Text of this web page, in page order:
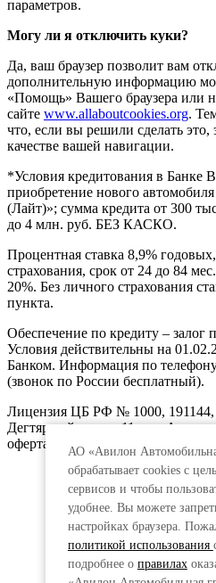
АО «Авилон
обрабатывает cookies с
сервисов и чтобы
удобнее. Вы можете
настройках браузера.
политикой использования
подробнее о правилах
параметров.
Могу ли я отключить куки?
Да, ваш браузер позволит вам
дополнительную информацию
«Помощь» Вашего браузера или
сайте www.allaboutcookies.org.
что, если вы решили сделать это,
качестве вашей навигации.
*Условия кредитования в Банке
приобретение нового
(Лайт)»; сумма кредита от 300
до 4 млн. руб. БЕЗ КАСКО.
Процентная ставка 8,9%
страхования, срок от 24 до 84
20%. Без личного страхования
пункта.
Обеспечение по кредиту – залог
Условия действительны на
Банком. Информация по
(звонок по России бесплатный).
Лицензия ЦБ РФ № 1000, 191144,
Дегтярный пер., д.11, лит.А.
оферта.